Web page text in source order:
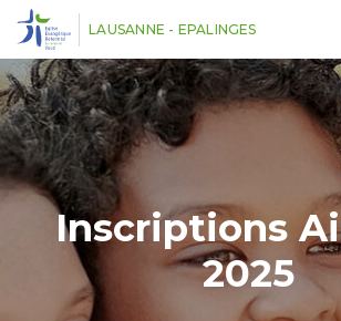
LAUSANNE - EPALINGES
Inscriptions
2025
Panneau de gestion des cookies